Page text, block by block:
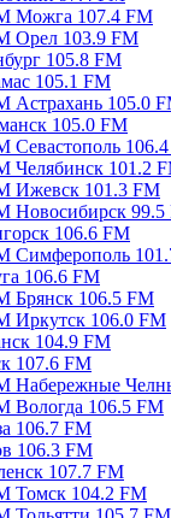
Можга 107.4 FM
Орел 103.9 FM
105.8 FM
105.1 FM
Астрахань 105.0
105.0 FM
Севастополь
Челябинск 101.2
Ижевск 101.3 FM
Новосибирск 99.5
106.6 FM
Симферополь
106.6 FM
Брянск 106.5 FM
Иркутск 106.0 FM
104.9 FM
107.6 FM
Набережные
Вологда 106.5 FM
106.7 FM
106.3 FM
107.7 FM
Томск 104.2 FM